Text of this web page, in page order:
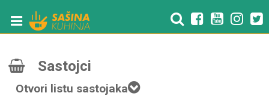
Sastojci
Otvori listu sastojaka